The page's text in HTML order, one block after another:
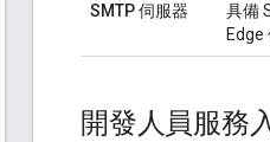
SMTP 伺服器
具備
Edge
開發人員服務